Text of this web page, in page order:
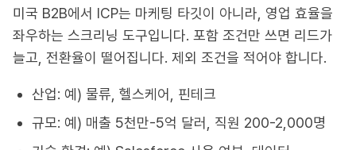
미국 B2B에서 ICP는 마케팅 타깃이 아니라, 영업 효율을
좌우하는 스크리닝 도구입니다. 포함 조건만 쓰면 리드가
늘고, 전환율이 떨어집니다. 제외 조건을 적어야 합니다.
산업: 예) 물류, 헬스케어, 핀테크
규모: 예) 매출 5천만-5억 달러, 직원 200-2,000명